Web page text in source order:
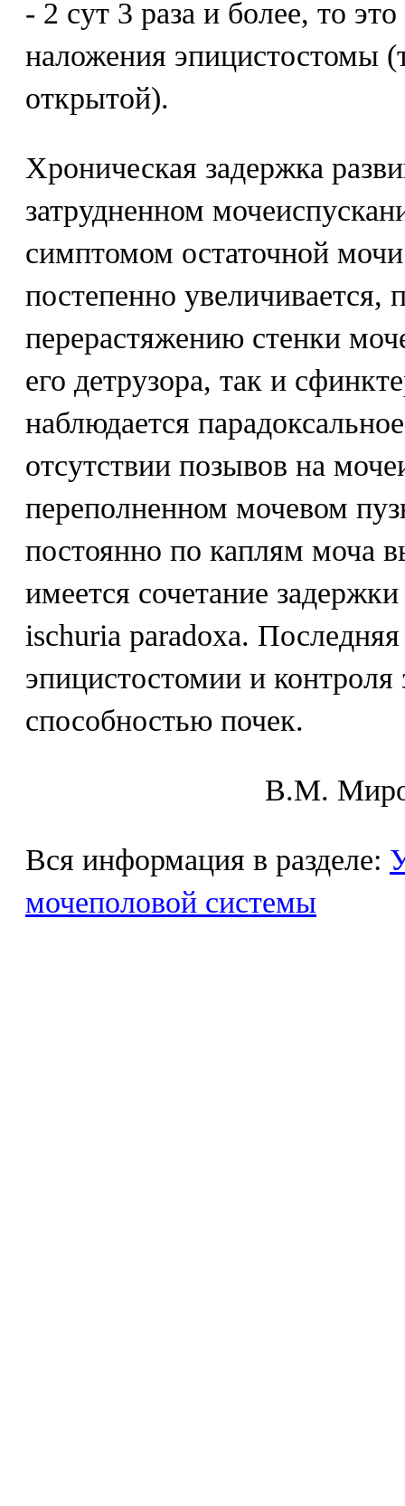
- 2 сут 3 раза и более, то
наложения эпицистостомы
открытой).
Хроническая задержка
затрудненном
симптомом остаточной
постепенно увеличивается,
перерастяжению стенки
его детрузора, так и
наблюдается
отсутствии позывов на
переполненном мочевом
постоянно по каплям моча
имеется сочетание
ischuria paradoxa.
эпицистостомии и
способностью почек.
В.М.
Вся информация в разделе:
мочеполовой системы